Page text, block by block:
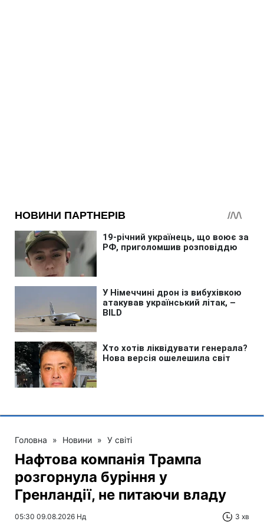
Головна » Новини » У світі
Нафтова компанія Трампа
розгорнула буріння у
Гренландії, не питаючи владу
05:30 09.08.2026 Нд 3 хв